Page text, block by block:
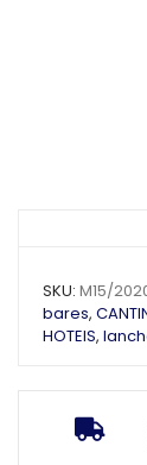
SKU: M15/
bares,
HOTEIS,